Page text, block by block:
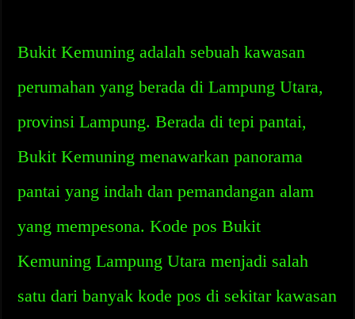
Bukit Kemuning adalah sebuah kawasan
perumahan yang berada di Lampung Utara,
provinsi Lampung. Berada di tepi pantai,
Bukit Kemuning menawarkan panorama
pantai yang indah dan pemandangan alam
yang mempesona. Kode pos Bukit
Kemuning Lampung Utara menjadi salah
satu dari banyak kode pos di sekitar kawasan